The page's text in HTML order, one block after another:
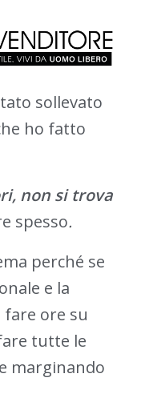
sollevato
ho fatto
non si trova
spesso.
perché se
e la
ore su
tutte le
marginando